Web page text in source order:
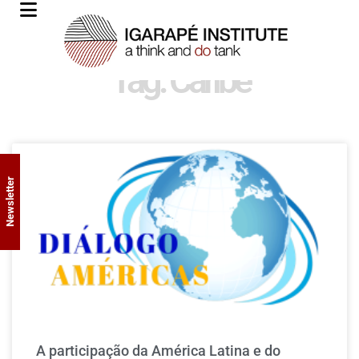
Tag: Caribe
A participação da América Latina e do
Newsletter